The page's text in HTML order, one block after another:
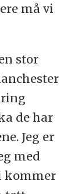
må vi
stor
de har
Jeg er
med
kommer